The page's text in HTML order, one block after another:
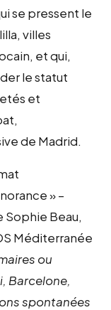
se pressent le
villes
et qui,
le statut
et
de Madrid.
» –
Sophie Beau,
Méditerranée
ou
Barcelone,
spontanées